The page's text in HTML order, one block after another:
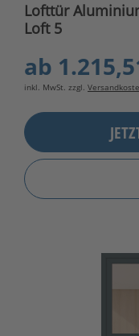
Lofttür
Loft 5
ab
inkl. MwSt. zzgl.